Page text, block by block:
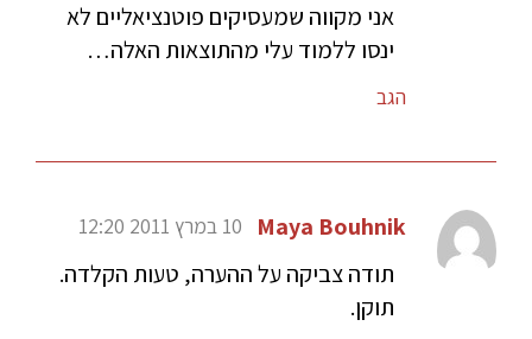
אני מקווה שמעסיקים פוטנציאליים לא
ינסו ללמוד עלי מהתוצאות האלה…
הגב
Maya Bouhnik 10 במרץ 2011 12:20
תודה צביקה על ההערה, טעות הקלדה.
תוקן.